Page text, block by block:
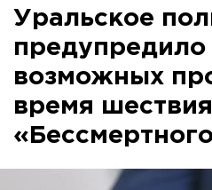
Уральское
предупредило
возможных
время шествия